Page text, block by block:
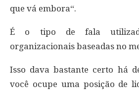
que vá embora“.
É o tipo de fala
organizacionais baseadas no
Isso dava bastante certo há
você ocupe uma posição de